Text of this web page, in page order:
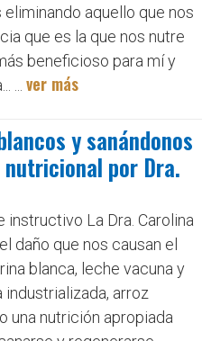
aquello que nos
que es la que nos nutre
beneficioso para mí y
... ver más
y sanándonos
por Dra.
instructivo La Dra. Carolina
daño que nos causan el
blanca, leche vacuna y
arroz
una nutrición apropiada